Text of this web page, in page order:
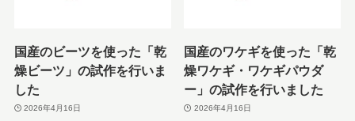
国産のビーツを使った「乾
燥ビーツ」の試作を行いま
した
2026年4月16日
国産のワケギを使った「乾
燥ワケギ・ワケギパウダ
ー」の試作を行いました
2026年4月16日